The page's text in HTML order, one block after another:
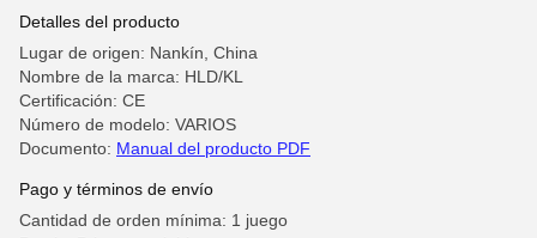
Detalles del producto
Lugar de origen: Nankín, China
Nombre de la marca: HLD/KL
Certificación: CE
Número de modelo: VARIOS
Documento: Manual del producto PDF
Pago y términos de envío
Cantidad de orden mínima: 1 juego